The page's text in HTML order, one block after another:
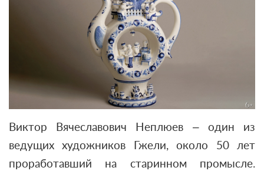
Виктор Вячеславович Неплюев – один из
ведущих художников Гжели, около 50 лет
проработавший на старинном промысле.